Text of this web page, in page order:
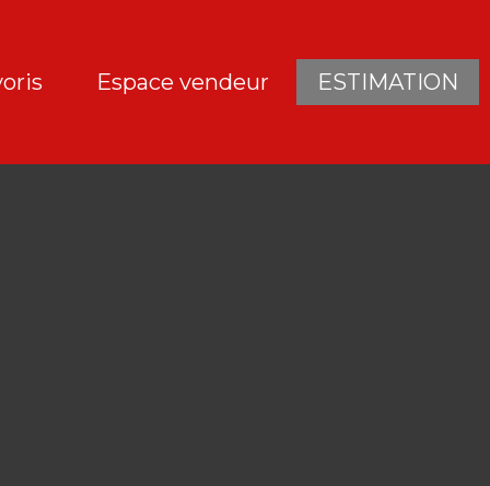
Espace vendeur ESTIMATION